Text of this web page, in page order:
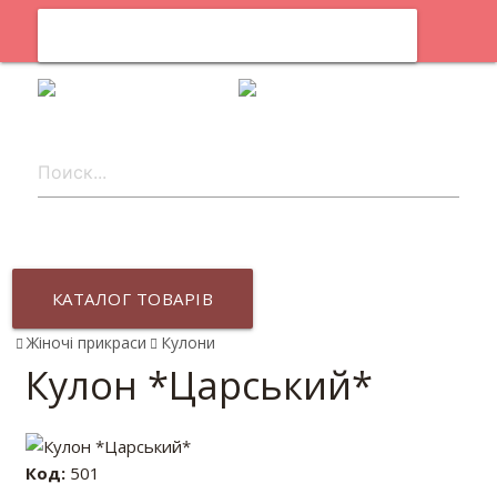
КАТАЛОГ ТОВАРІВ
Жіночі прикраси Кулони
Кулон *Царський*
Код:501